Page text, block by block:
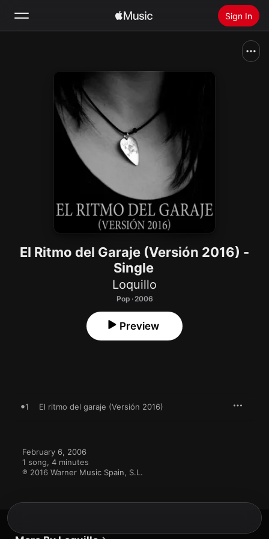
Sign In
Install Apple Music
El Ritmo del Garaje (Versión 2016) -
Single
Loquillo
Pop · 2006
Preview
1 El ritmo del garaje (Versión 2016)
February 6, 2006
1 song, 4 minutes
℗ 2016 Warner Music Spain, S.L.